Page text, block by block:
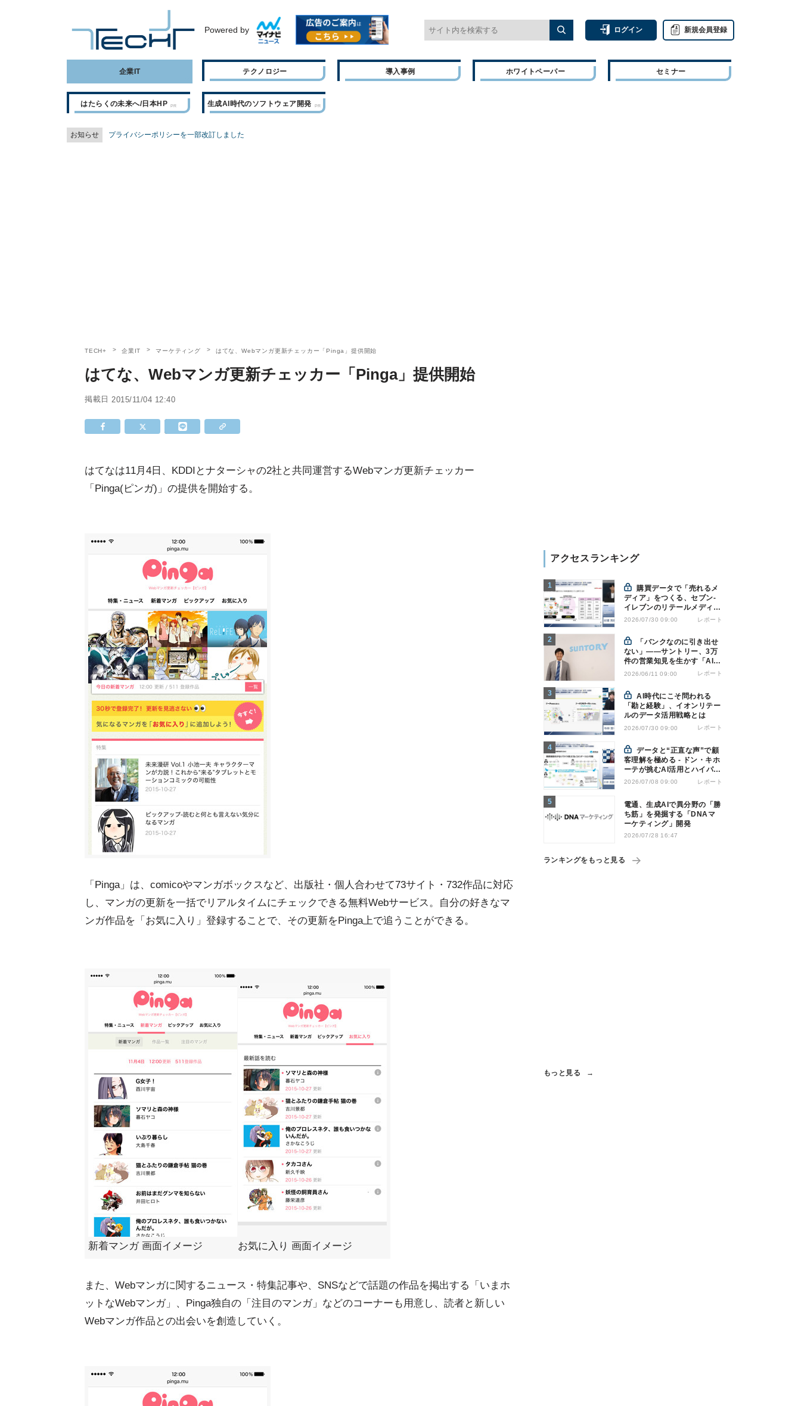
Powered by ログイン 新規会員登録
企業IT テクノロジー 導入事例 ホワイトペーパー セミナー
はたらくの未来へ/日本HP 生成AI時代のソフトウェア開発
お知らせ プライバシーポリシーを一部改訂しました
TECH+ 企業IT マーケティング はてな、Webマンガ更新チェッカー「Pinga」提供開始
はてな、Webマンガ更新チェッカー「Pinga」提供開始
掲載日 2015/11/04 12:40
はてなは11月4日、KDDIとナターシャの2社と共同運営するWebマンガ更新チェッカー
「Pinga(ピンガ)」の提供を開始する。
「Pinga」は、comicoやマンガボックスなど、出版社・個人合わせて73サイト・732作品に対応
し、マンガの更新を一括でリアルタイムにチェックできる無料Webサービス。自分の好きなマ
ンガ作品を「お気に入り」登録することで、その更新をPinga上で追うことができる。
新着マンガ 画面イメージ お気に入り 画面イメージ
また、Webマンガに関するニュース・特集記事や、SNSなどで話題の作品を掲出する「いまホ
ットなWebマンガ」、Pinga独自の「注目のマンガ」などのコーナーも用意し、読者と新しい
Webマンガ作品との出会いを創造していく。
アクセスランキング
購買データで「売れるメ
ディア」をつくる、セブン-
イレブンのリテールメディア
戦略
2026/07/30 09:00 レポート
ない」――サントリー、3万
件の営業知見を生かす「AI軍
師」とは
2026/06/11 09:00 レポート
AI時代にこそ問われる
「勘と経験」、イオンリテー
ルのデータ活用戦略とは
2026/07/30 09:00 レポート
データと“正直な声”で顧
客理解を極める - ドン・キホ
ーテが挑むAI活用とハイパー
パーソナライゼーション
2026/07/08 09:00 レポート
電通、生成AIで異分野の「勝
ち筋」を発掘する「DNAマ
ーケティング」開発
2026/07/28 16:47
ランキングをもっと見る
もっと見る